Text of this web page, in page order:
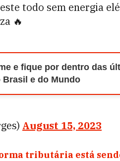
todo sem energia
🔥
e fique por dentro das
e do Mundo
August 15, 2023
tributária está